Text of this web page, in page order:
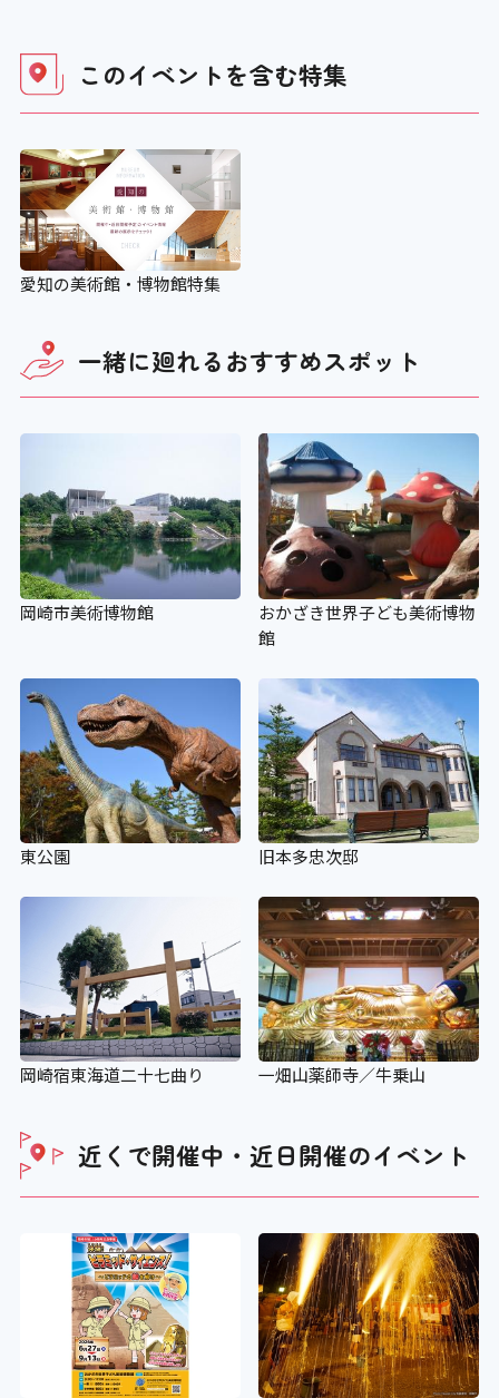
このイベントを含む特集
愛知の美術館・博物館特集
一緒に廻れるおすすめスポット
岡崎市美術博物館
おかざき世界子ども美術博物
館
東公園 旧本多忠次邸
岡崎宿東海道二十七曲り 一畑山薬師寺／牛乗山
近くで開催中・近日開催のイベント